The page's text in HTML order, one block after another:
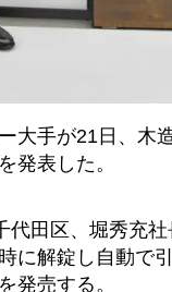
大手が21日、木
発表した。
代田区、堀秀充社
に解錠し自動で
発売する。